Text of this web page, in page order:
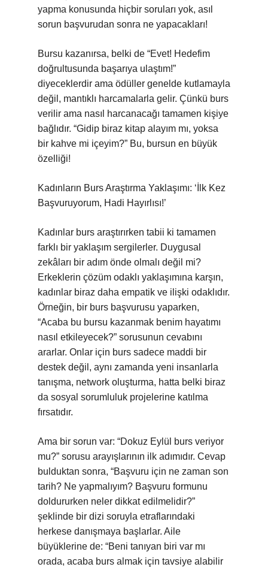
yapma konusunda hiçbir soruları yok, asıl
sorun başvurudan sonra ne yapacakları!
Bursu kazanırsa, belki de “Evet! Hedefim
doğrultusunda başarıya ulaştım!”
diyeceklerdir ama ödüller genelde kutlamayla
değil, mantıklı harcamalarla gelir. Çünkü burs
verilir ama nasıl harcanacağı tamamen kişiye
bağlıdır. “Gidip biraz kitap alayım mı, yoksa
bir kahve mi içeyim?” Bu, bursun en büyük
özelliği!
Kadınların Burs Araştırma Yaklaşımı: ‘İlk Kez
Başvuruyorum, Hadi Hayırlısı!’
Kadınlar burs araştırırken tabii ki tamamen
farklı bir yaklaşım sergilerler. Duygusal
zekâları bir adım önde olmalı değil mi?
Erkeklerin çözüm odaklı yaklaşımına karşın,
kadınlar biraz daha empatik ve ilişki odaklıdır.
Örneğin, bir burs başvurusu yaparken,
“Acaba bu bursu kazanmak benim hayatımı
nasıl etkileyecek?” sorusunun cevabını
ararlar. Onlar için burs sadece maddi bir
destek değil, aynı zamanda yeni insanlarla
tanışma, network oluşturma, hatta belki biraz
da sosyal sorumluluk projelerine katılma
fırsatıdır.
Ama bir sorun var: “Dokuz Eylül burs veriyor
mu?” sorusu arayışlarının ilk adımıdır. Cevap
bulduktan sonra, “Başvuru için ne zaman son
tarih? Ne yapmalıyım? Başvuru formunu
doldururken neler dikkat edilmelidir?”
şeklinde bir dizi soruyla etraflarındaki
herkese danışmaya başlarlar. Aile
büyüklerine de: “Beni tanıyan biri var mı
orada, acaba burs almak için tavsiye alabilir